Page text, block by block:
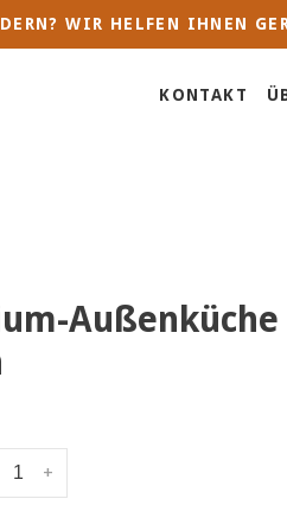
WIR HELFEN IHNEN
KONTAKT
Außenküche
+